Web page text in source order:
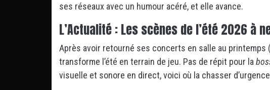
ses réseaux avec un humour acéré, et elle avance.
L’Actualité : Les scènes de l’été 2026 à
Après avoir retourné ses concerts en salle au
transforme l’été en terrain de jeu. Pas de répit pour la
visuelle et sonore en direct, voici où la chasser